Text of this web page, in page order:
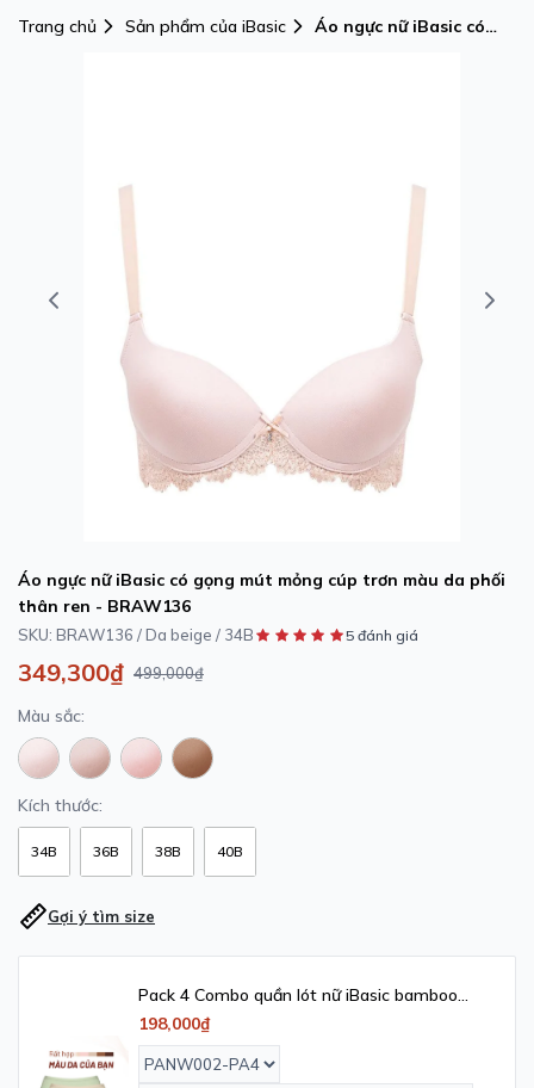
Trang chủ Sản phẩm của iBasic
Áo ngực nữ iBasic có
Áo ngực nữ iBasic có gọng mút mỏng cúp trơn màu da phối
thân ren - BRAW136
SKU: BRAW136 / Da beige / 34B 5 đánh giá
349,300₫ 499,000₫
Màu sắc:
Kích thước:
34B 36B 38B 40B
Gợi ý tìm size
Pack 4 Combo quần lót nữ iBasic bamboo
bikini iBasic - PANW002_PA4
198,000₫